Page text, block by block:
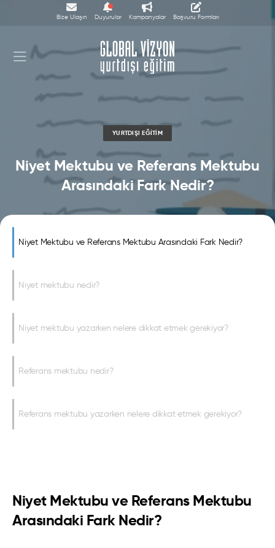
Bize Ulaşın Duyurular Kampanyalar Başvuru Formları
YURTDIŞI EĞITIM
Niyet Mektubu ve Referans Mektubu
Arasındaki Fark Nedir?
Niyet Mektubu ve Referans Mektubu Arasındaki Fark Nedir?
Niyet mektubu nedir?
Niyet mektubu yazarken nelere dikkat etmek gerekiyor?
Referans mektubu nedir?
Referans mektubu yazarken nelere dikkat etmek gerekiyor?
Niyet Mektubu ve Referans Mektubu
Arasındaki Fark Nedir?